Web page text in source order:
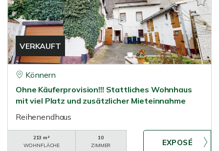
VERKAUFT
Könnern
Ohne Käuferprovision!!! Stattliches Wohnhaus
mit viel Platz und zusätzlicher Mieteinnahme
Reihenendhaus
213 m²
WOHNFLÄCHE
10
ZIMMER